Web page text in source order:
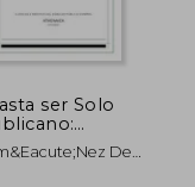
ser Solo
de Textos:
e Inéditos
De